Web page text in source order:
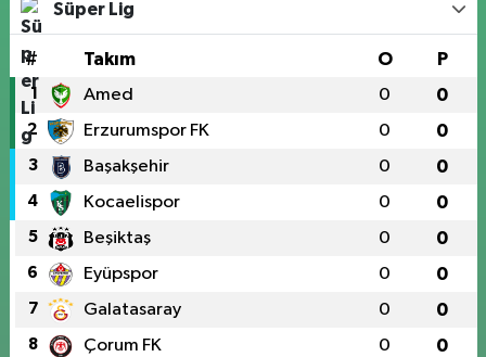
Süper Lig
# Takım O P
1 Amed 0 0
2 Erzurumspor FK 0 0
3 Başakşehir 0 0
4 Kocaelispor 0 0
5 Beşiktaş 0 0
6 Eyüpspor 0 0
7 Galatasaray 0 0
8 Çorum FK 0 0